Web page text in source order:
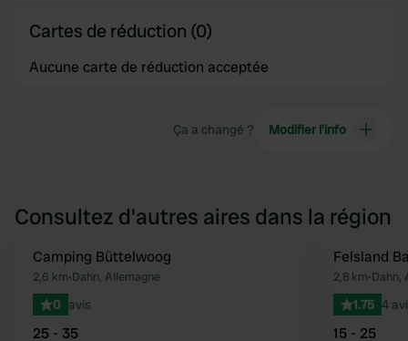
Cartes de réduction (0)
Aucune carte de réduction acceptée
Ça a changé ? Modifier l’info
Consultez d'autres aires dans la région
Préféré
Camping Büttelwoog
2,6 km•Dahn, Allemagne
0 avis
25 - 35
Felsland
2,8 km•Dahn,
1.75 4
15 - 25